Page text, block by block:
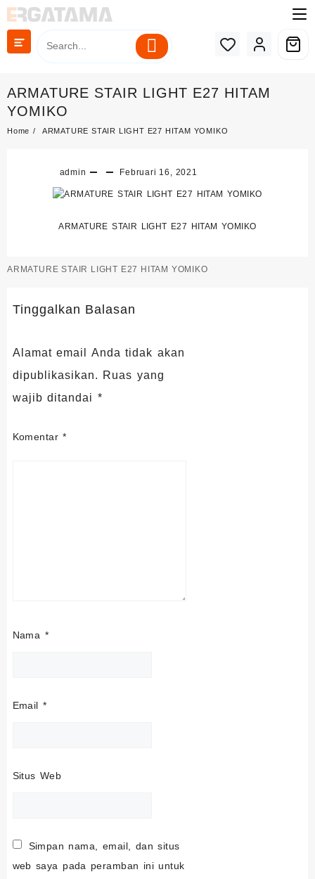
Skip
to
ARMATURE STAIR LIGHT E27 HITAM
YOMIKO
Home ARMATURE STAIR LIGHT E27 HITAM YOMIKO
admin Februari 16, 2021
ARMATURE STAIR LIGHT E27 HITAM YOMIKO
Navigasi
ARMATURE STAIR LIGHT E27 HITAM YOMIKO
Tinggalkan Balasan
Alamat email Anda tidak akan
dipublikasikan. Ruas yang
wajib ditandai *
Komentar*
Nama *
Email *
Situs Web
Simpan nama, email, dan situs
web saya pada peramban ini untuk